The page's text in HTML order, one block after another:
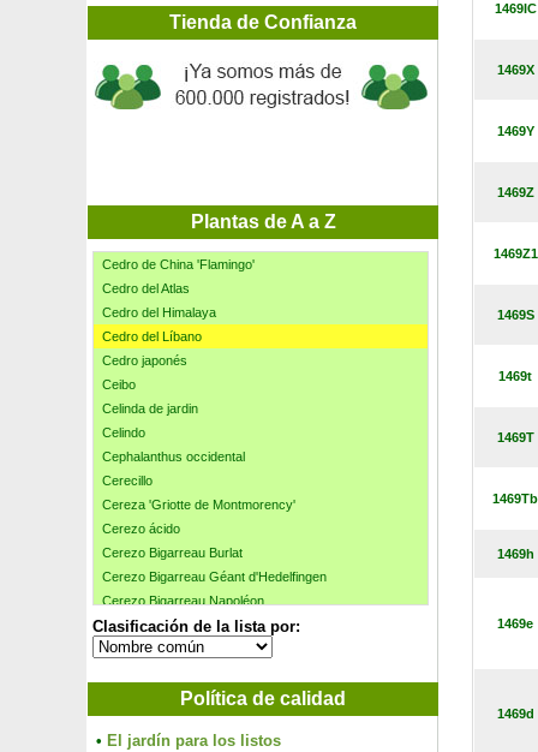
Tienda de Confianza
Plantas de A a Z
Castaño chino florido
Castanopsis Cuspidata
Catalpa
Cedro azul llorón del Atlas
Cedro de China 'Flamingo'
Cedro del Atlas
Cedro del Himalaya
Cedro del Líbano
Cedro japonés
Ceibo
Celinda de jardin
Celindo
Cephalanthus occidental
Cerecillo
Cereza 'Griotte de Montmorency'
Cerezo ácido
Cerezo Bigarreau Burlat
Cerezo Bigarreau Géant d'Hedelfingen
Cerezo Bigarreau Napoléon
Cerezo Bigarreau Summit
Cerezo Bigarreau Tardif de Vignola
Cerezo del Japón con porte columnar 'Amanogawa'
Cerezo del Japón 'Kanzan'
Cerezo de Manchuria 'Amber Beauty'
Clasificación de la lista por:
Política de calidad
• El jardín para los listos
1469IC
1469X
1469Y
1469Z
1469Z1
1469S
1469t
1469T
1469Tb
1469h
1469e
1469d